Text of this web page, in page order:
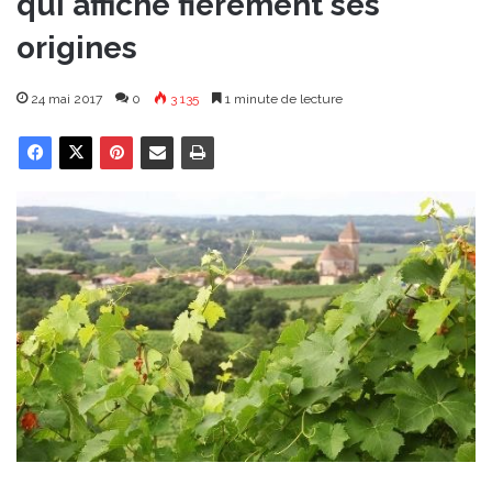
origines
24 mai 2017 0 3 135 1 minute de lecture